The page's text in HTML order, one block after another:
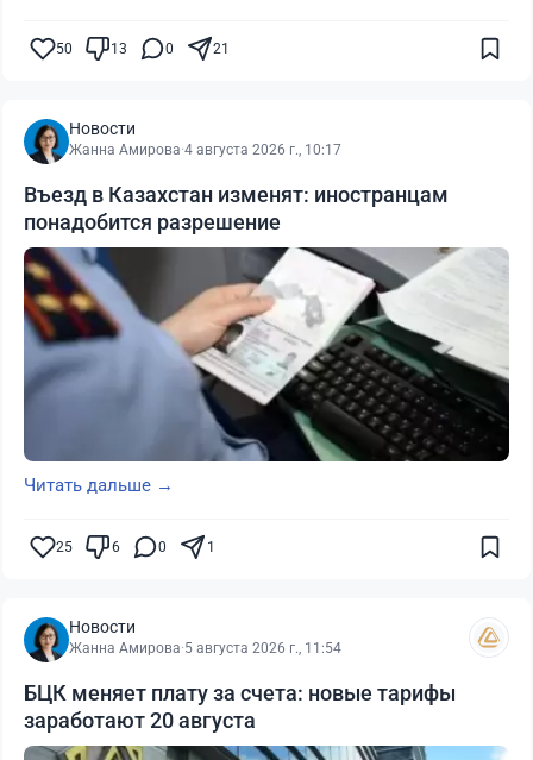
50 13 0 21
Новости
Жанна Амирова·4 августа 2026 г., 10:17
Въезд в Казахстан изменят: иностранцам
понадобится разрешение
Читать дальше →
25 6 0 1
Новости
Жанна Амирова·5 августа 2026 г., 11:54
БЦК меняет плату за счета: новые тарифы
заработают 20 августа